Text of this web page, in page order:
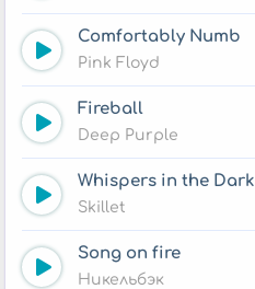
Comfortably Numb
Pink Floyd
Fireball
Deep Purple
Whispers in the Dark
Skillet
Song on fire
Никельбэк